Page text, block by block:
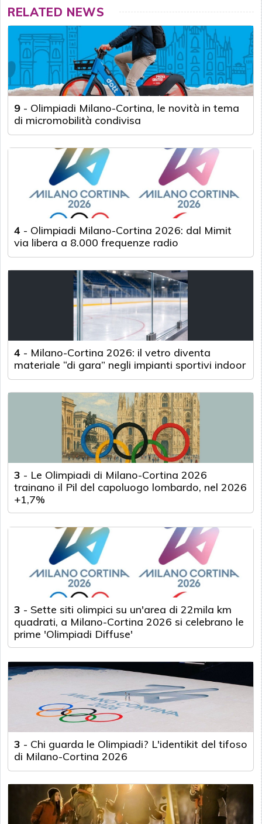
RELATED NEWS
9 - Olimpiadi Milano-Cortina, le novità in tema
di micromobilità condivisa
4 - Olimpiadi Milano-Cortina 2026: dal Mimit
via libera a 8.000 frequenze radio
4 - Milano-Cortina 2026: il vetro diventa
materiale “di gara” negli impianti sportivi indoor
3 - Le Olimpiadi di Milano-Cortina 2026
trainano il Pil del capoluogo lombardo, nel 2026
+1,7%
3 - Sette siti olimpici su un'area di 22mila km
quadrati, a Milano-Cortina 2026 si celebrano le
prime 'Olimpiadi Diffuse'
3 - Chi guarda le Olimpiadi? L'identikit del tifoso
di Milano-Cortina 2026